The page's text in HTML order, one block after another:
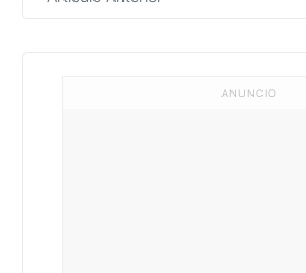
ANUNCIO